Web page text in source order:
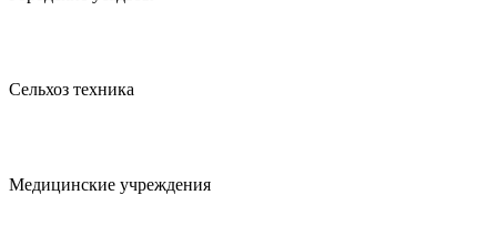
Сельхоз техника
Медицинские учреждения